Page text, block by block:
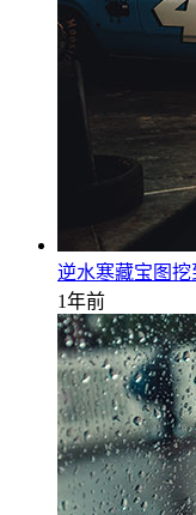
逆水寒藏宝图挖
1年前